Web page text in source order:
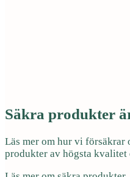
Säkra produkter
Läs mer om hur vi försäkrar
produkter av högsta kvalitet